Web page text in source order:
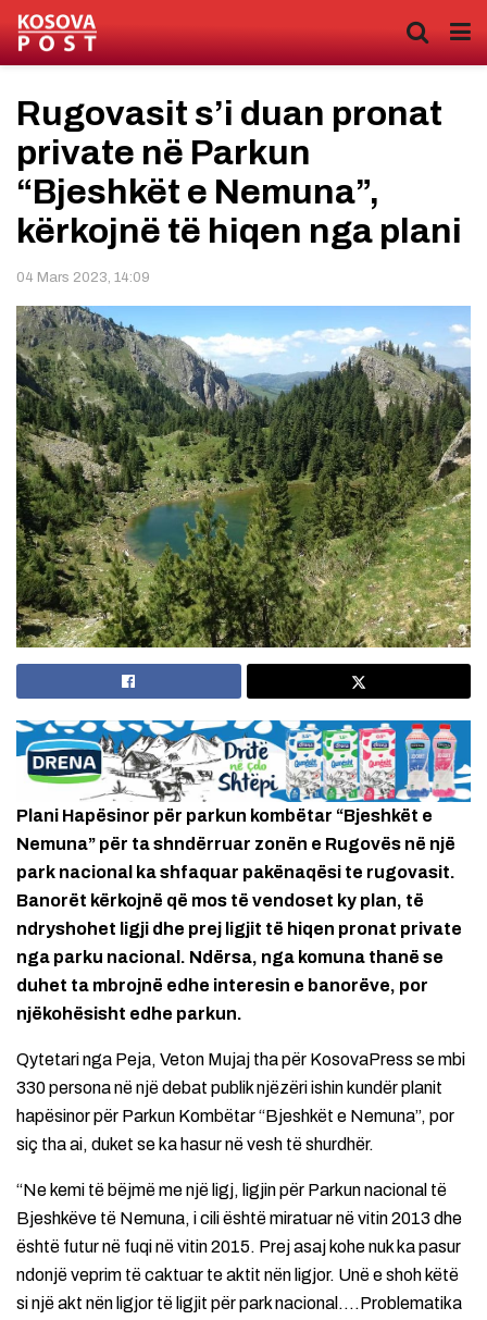
Rugovasit s’i duan pronat
private në Parkun
“Bjeshkët e Nemuna”,
kërkojnë të hiqen nga plani
04 Mars 2023, 14:09
Plani Hapësinor për parkun kombëtar “Bjeshkët e
Nemuna” për ta shndërruar zonën e Rugovës në një
park nacional ka shfaquar pakënaqësi te rugovasit.
Banorët kërkojnë që mos të vendoset ky plan, të
ndryshohet ligji dhe prej ligjit të hiqen pronat private
nga parku nacional. Ndërsa, nga komuna thanë se
duhet ta mbrojnë edhe interesin e banorëve, por
njëkohësisht edhe parkun.
Qytetari nga Peja, Veton Mujaj tha për KosovaPress se mbi
330 persona në një debat publik njëzëri ishin kundër planit
hapësinor për Parkun Kombëtar “Bjeshkët e Nemuna”, por
siç tha ai, duket se ka hasur në vesh të shurdhër.
“Ne kemi të bëjmë me një ligj, ligjin për Parkun nacional të
Bjeshkëve të Nemuna, i cili është miratuar në vitin 2013 dhe
është futur në fuqi në vitin 2015. Prej asaj kohe nuk ka pasur
ndonjë veprim të caktuar te aktit nën ligjor. Unë e shoh këtë
si një akt nën ligjor të ligjit për park nacional….Problematika